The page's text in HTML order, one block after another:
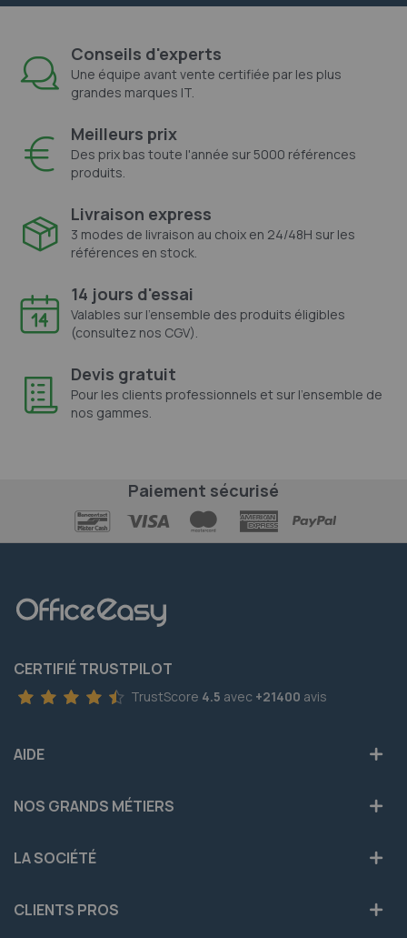
Conseils d'experts
Une équipe avant vente certifiée par les plus
grandes marques IT.
Meilleurs prix
Des prix bas toute l'année sur 5000 références
produits.
Livraison express
3 modes de livraison au choix en 24/48H sur les
références en stock.
14 jours d'essai
Valables sur l'ensemble des produits éligibles
(consultez nos CGV).
Devis gratuit
Pour les clients professionnels et sur l'ensemble de
nos gammes.
Paiement sécurisé
CERTIFIÉ TRUSTPILOT
TrustScore 4.5 avec +21400 avis
AIDE
NOS GRANDS MÉTIERS
LA SOCIÉTÉ
CLIENTS PROS